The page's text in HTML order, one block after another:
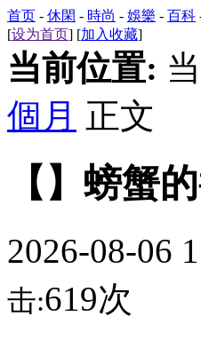
首页 - 休閑 - 時尚 - 娛樂 - 百科
[设为首页] [加入收藏]
当前位置:
個月 正文
【】螃蟹
2026-08-06
击:619次